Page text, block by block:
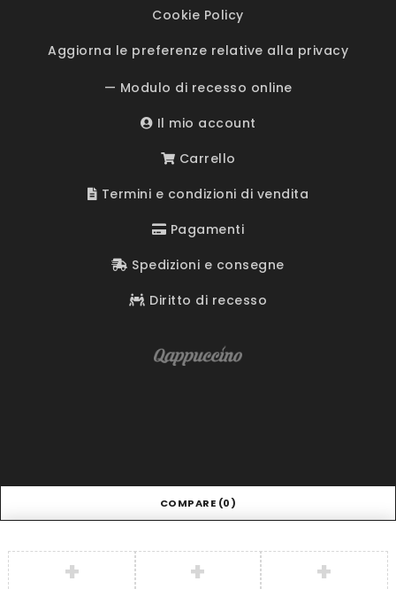
Cookie Policy
Aggiorna le preferenze relative alla privacy
— Modulo di recesso online
Il mio account
Carrello
Termini e condizioni di vendita
Pagamenti
Spedizioni e consegne
Diritto di recesso
COMPARE (0)